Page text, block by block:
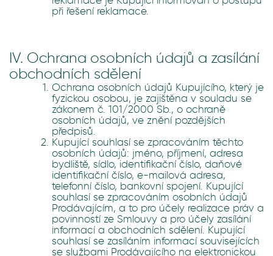
při řešení reklamace.
IV. Ochrana osobních údajů a zasílání
obchodních sdělení
Ochrana osobních údajů Kupujícího, který je
fyzickou osobou, je zajištěna v souladu se
zákonem č. 101/2000 Sb., o ochraně
osobních údajů, ve znění pozdějších
předpisů.
Kupující souhlasí se zpracováním těchto
osobních údajů: jméno, příjmení, adresa
bydliště, sídlo, identifikační číslo, daňové
identifikační číslo, e-mailová adresa,
telefonní číslo, bankovní spojení. Kupující
souhlasí se zpracováním osobních údajů
Prodávajícím, a to pro účely realizace práv a
povinností ze Smlouvy a pro účely zasílání
informací a obchodních sdělení. Kupující
souhlasí se zasíláním informací souvisejících
se službami Prodávajícího na elektronickou